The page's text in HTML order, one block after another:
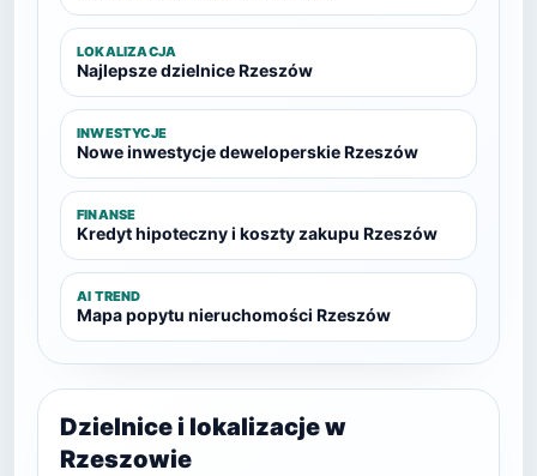
LOKALIZACJA
Najlepsze dzielnice Rzeszów
INWESTYCJE
Nowe inwestycje deweloperskie Rzeszów
FINANSE
Kredyt hipoteczny i koszty zakupu Rzeszów
AI TREND
Mapa popytu nieruchomości Rzeszów
Dzielnice i lokalizacje w
Rzeszowie